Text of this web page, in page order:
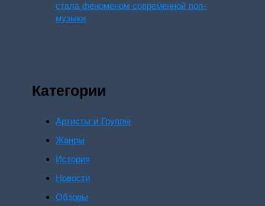
стала феноменом современной поп-
музыки
Категории
Артисты и Группы
Жанры
История
Новости
Обзоры